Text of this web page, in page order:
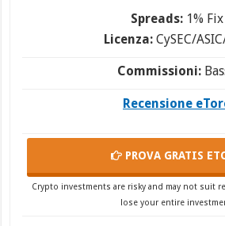
Spreads:1% Fix
Licenza: CySEC/
Commissioni:
Recensione
PROVA GRATIS
Crypto investments are risky and may not suit
lose your entire